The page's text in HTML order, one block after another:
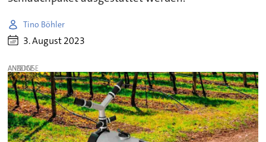
Tino Böhler
3. August 2023
ANZEIGE